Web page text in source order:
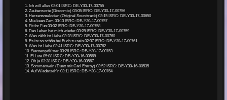
1. Ich will alles 03:01 ISRC: DE-Y30-17-00755
2. Zauberworte (Discomix) 03:05 ISRC: DE-Y30-17-00756
3. Herzensmelodien (Original Soundtrack) 03:15 ISRC: DE-Y30-17-00650
4. Mia kean Zam 03:13 ISRC: DE-Y30-17-00757
5. Fit for Fun 03:02 ISRC: DE-Y30-17-00758
6. Das Leben hat mich wieder 03:28 ISRC: DE-Y30-17-00759
7. Was zählt ist Liebe 03:28 ISRC: DE-Y30-17-00760
8. Es ist so schön bei Euch zu sein 02:37 ISRC: DE-Y30-17-00761
9. Was ist Liebe 03:41 ISRC: DE-Y30-17-00762
10. Sternengeflüster 03:26 ISRC: DE-Y30-17-00763
11. El Lute 05:08 ISRC: DE-Y30-16-00568
12. Oh ja 03:38 ISRC: DE-Y30-16-00567
13. Sommerwein (Duett mit Carl Emroy) 03:52 ISRC: DE-Y30-16-00535
14. Auf Wiederseh'n 03:11 ISRC: DE-Y30-17-00764